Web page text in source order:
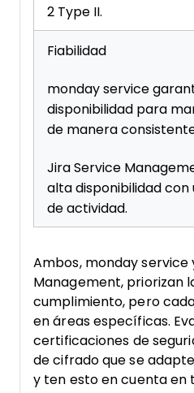
2 Type II.
Fiabilidad
monday service
disponibilidad para
de manera
Jira Service
alta disponibilidad con
de actividad.
Ambos, monday service
Management, priorizan
cumplimiento, pero
en áreas específicas.
certificaciones de
de cifrado que se
y ten esto en cuenta en